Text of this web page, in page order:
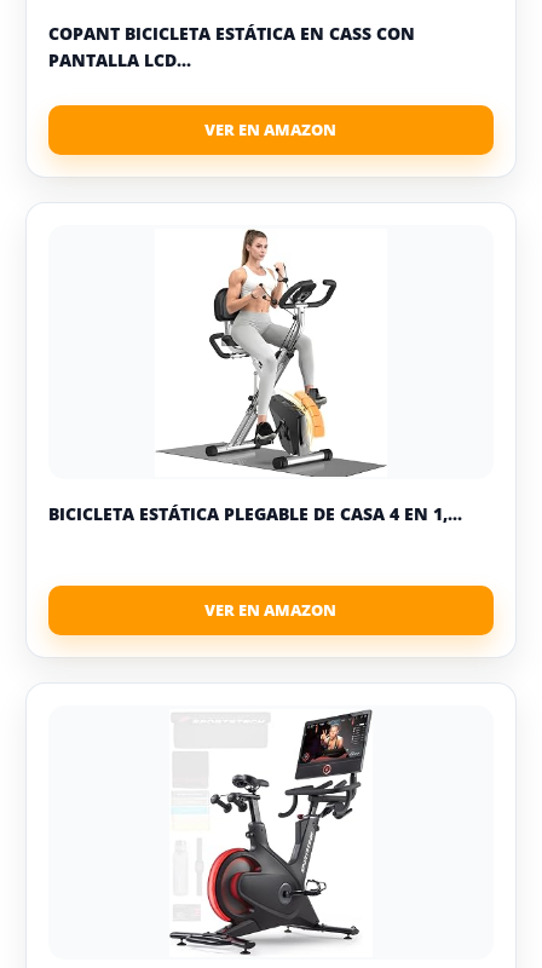
COPANT BICICLETA ESTÁTICA EN CASS CON
PANTALLA LCD...
BICICLETA ESTÁTICA PLEGABLE DE CASA 4 EN 1,...